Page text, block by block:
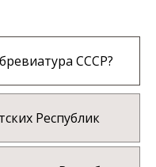
СССР?
Республик